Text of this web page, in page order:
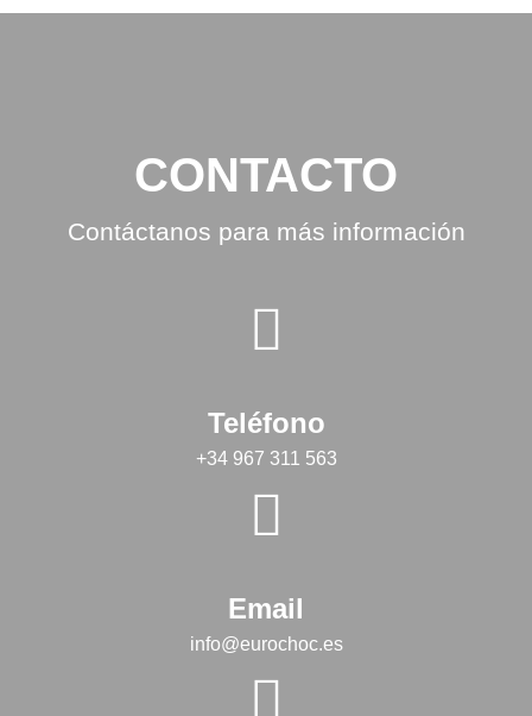
CONTACTO
Contáctanos para más información
Teléfono
+34 967 311 563
Email
info@eurochoc.es